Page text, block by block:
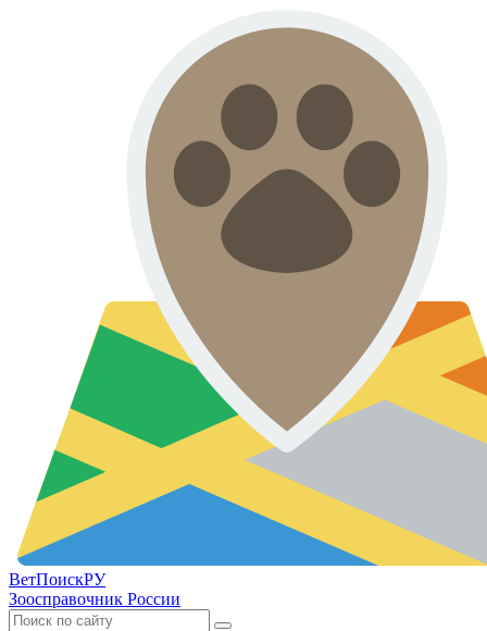
ВетПоискРУ
Зоосправочник России